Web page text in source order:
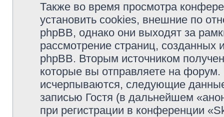
Также во время просмотра
установить cookies, внешние по
phpBB, однако они выходят за
рассмотрение страниц,
phpBB. Вторым источником
которые вы отправляете на
исчерпываются, следующие
записью Гостя (в дальнейшем
при регистрации в конференции